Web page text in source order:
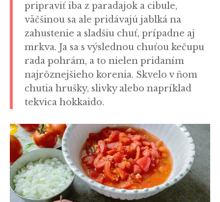
pripraviť iba z paradajok a cibule,
väčšinou sa ale pridávajú jablká na
zahustenie a sladšiu chuť, prípadne aj
mrkva. Ja sa s výslednou chuťou kečupu
rada pohrám, a to nielen pridaním
najrôznejšieho korenia. Skvelo v ňom
chutia hrušky, slivky alebo napríklad
tekvica hokkaido.